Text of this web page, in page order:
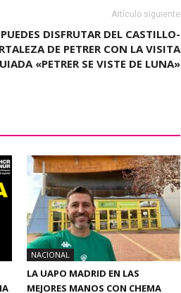
Artículo siguiente
DISFRUTAR DEL CASTILLO-
DE PETRER CON LA VISITA
«PETRER SE VISTE DE LUNA»
NACIONAL
LA UAPO MADRID EN LAS
MEJORES MANOS CON CHEMA